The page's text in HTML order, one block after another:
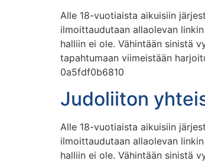
Alle 18-vuotiaista aikuisiin
ilmoittaudutaan allaolevan
halliin ei ole. Vähintään sinistä
tapahtumaan viimeistään
0a5fdf0b6810
Judoliiton
Alle 18-vuotiaista aikuisiin
ilmoittaudutaan allaolevan
halliin ei ole. Vähintään sinistä